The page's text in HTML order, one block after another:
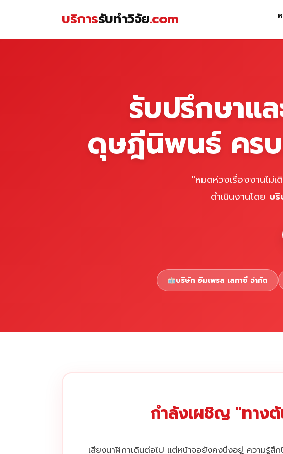
บริการรับทำวิจัย.com
รับปรึกษาแ
ดุษฎีนิพนธ์ คร
"หมดห่วงเรื่องงานไม่
ดำเนินงานโดย บ
บริษัท อิมเพรส เลกาซี่ จำกัด
กำลังเผชิญ "ทางตั
เสียงนาฬิกาเดินต่อไป แต่หน้าจอยังคงนิ่งอยู่ ความรู้สึ